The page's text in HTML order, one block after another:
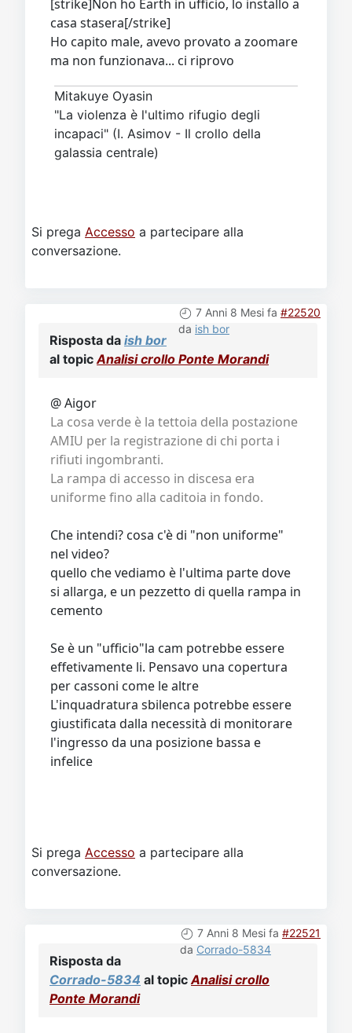
[strike]Non ho Earth in ufficio, lo installo a
casa stasera[/strike]
Ho capito male, avevo provato a zoomare
ma non funzionava... ci riprovo
Mitakuye Oyasin
"La violenza è l'ultimo rifugio degli
incapaci" (I. Asimov - Il crollo della
galassia centrale)
Si prega Accesso a partecipare alla
conversazione.
7 Anni 8 Mesi fa #22520
da ish bor
Risposta da ish bor
al topicAnalisi crollo Ponte Morandi
@ Aigor
La cosa verde è la tettoia della postazione
AMIU per la registrazione di chi porta i
rifiuti ingombranti.
La rampa di accesso in discesa era
uniforme fino alla caditoia in fondo.
Che intendi? cosa c'è di "non uniforme"
nel video?
quello che vediamo è l'ultima parte dove
si allarga, e un pezzetto di quella rampa in
cemento
Se è un "ufficio"la cam potrebbe essere
effetivamente li. Pensavo una copertura
per cassoni come le altre
L'inquadratura sbilenca potrebbe essere
giustificata dalla necessità di monitorare
l'ingresso da una posizione bassa e
infelice
Si prega Accesso a partecipare alla
conversazione.
7 Anni 8 Mesi fa #22521
da Corrado-5834
Risposta da
Corrado-5834 al topicAnalisi crollo
Ponte Morandi